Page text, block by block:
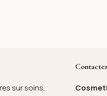
sur soins,